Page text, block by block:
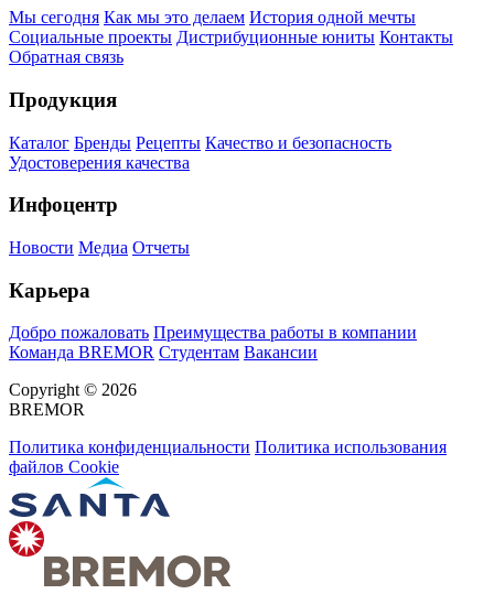
Мы сегодня Как мы это делаем История одной мечты
Социальные проекты Дистрибуционные юниты Контакты
Обратная связь
Продукция
Каталог Бренды Рецепты Качество и безопасность
Удостоверения качества
Инфоцентр
Новости Медиа Отчеты
Карьера
Добро пожаловать Преимущества работы в компании
Команда BREMOR Студентам Вакансии
Copyright © 2026
BREMOR
Политика конфиденциальности Политика использования
файлов Cookie